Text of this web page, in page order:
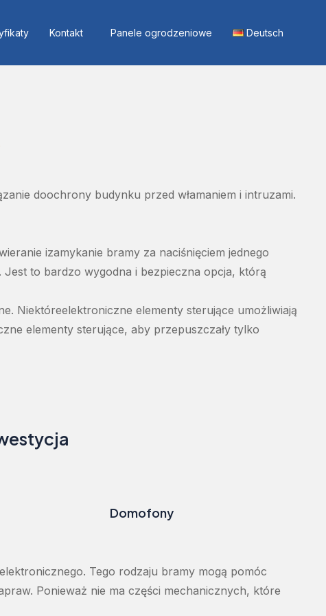
Kontakt Panele ogrodzeniowe Deutsch
doochrony budynku przed włamaniem i intruzami.
izamykanie bramy za naciśnięciem jednego
. Jest to bardzo wygodna i bezpieczna opcja, którą
. Niektóreelektroniczne elementy sterujące umożliwiają
elementy sterujące, aby przepuszczały tylko
Domofony
elektronicznego. Tego rodzaju bramy mogą pomóc
. Ponieważ nie ma części mechanicznych, które